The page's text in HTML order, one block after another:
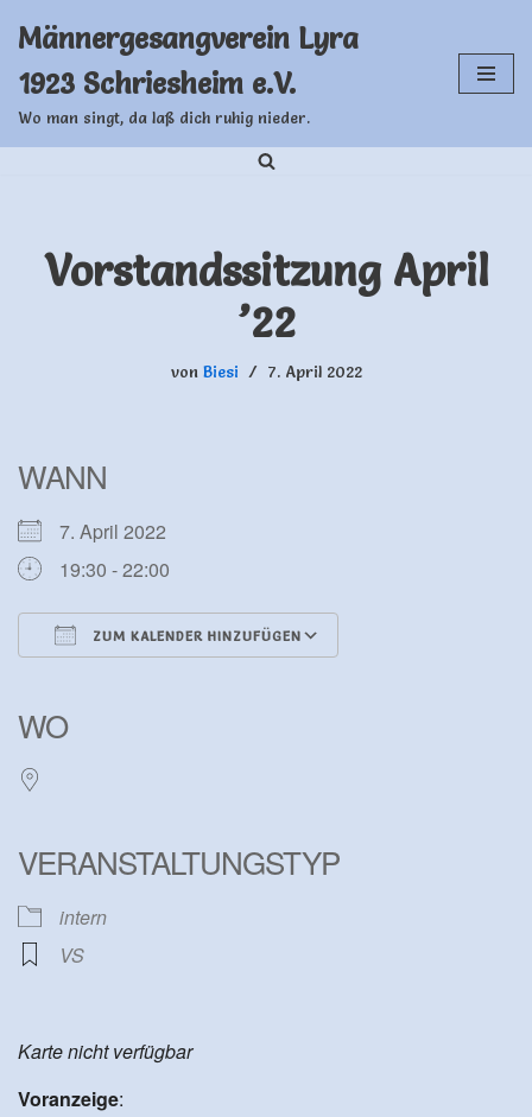
Inhalt
springen
Männergesangverein Lyra
1923 Schriesheim e.V.
Wo man singt, da laß dich ruhig nieder.
Vorstandssitzung April
’22
von Biesi 7. April 2022
WANN
7. April 2022
19:30 - 22:00
ZUM KALENDER HINZUFÜGEN
WO
VERANSTALTUNGSTYP
intern
VS
Karte nicht verfügbar
Voranzeige: